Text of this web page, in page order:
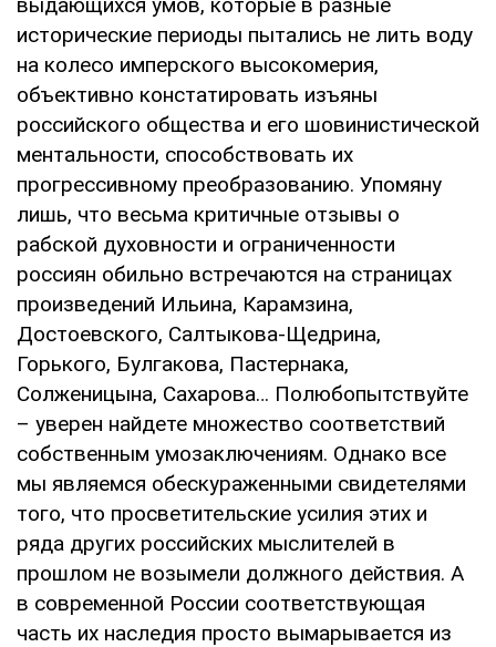
исторические периоды пытались не лить воду
на колесо имперского высокомерия,
объективно констатировать изъяны
российского общества и его шовинистической
ментальности, способствовать их
прогрессивному преобразованию. Упомяну
лишь, что весьма критичные отзывы о
рабской духовности и ограниченности
россиян обильно встречаются на страницах
произведений Ильина, Карамзина,
Достоевского, Салтыкова-Щедрина,
Горького, Булгакова, Пастернака,
Солженицына, Сахарова… Полюбопытствуйте
– уверен найдете множество соответствий
собственным умозаключениям. Однако все
мы являемся обескураженными свидетелями
того, что просветительские усилия этих и
ряда других российских мыслителей в
прошлом не возымели должного действия. А
в современной России соответствующая
часть их наследия просто вымарывается из